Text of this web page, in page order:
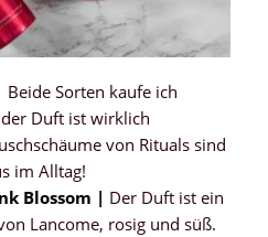
Beide Sorten kaufe ich
Duft ist wirklich
von Rituals sind
im Alltag!
Blossom | Der Duft ist ein
Lancome, rosig und süß.